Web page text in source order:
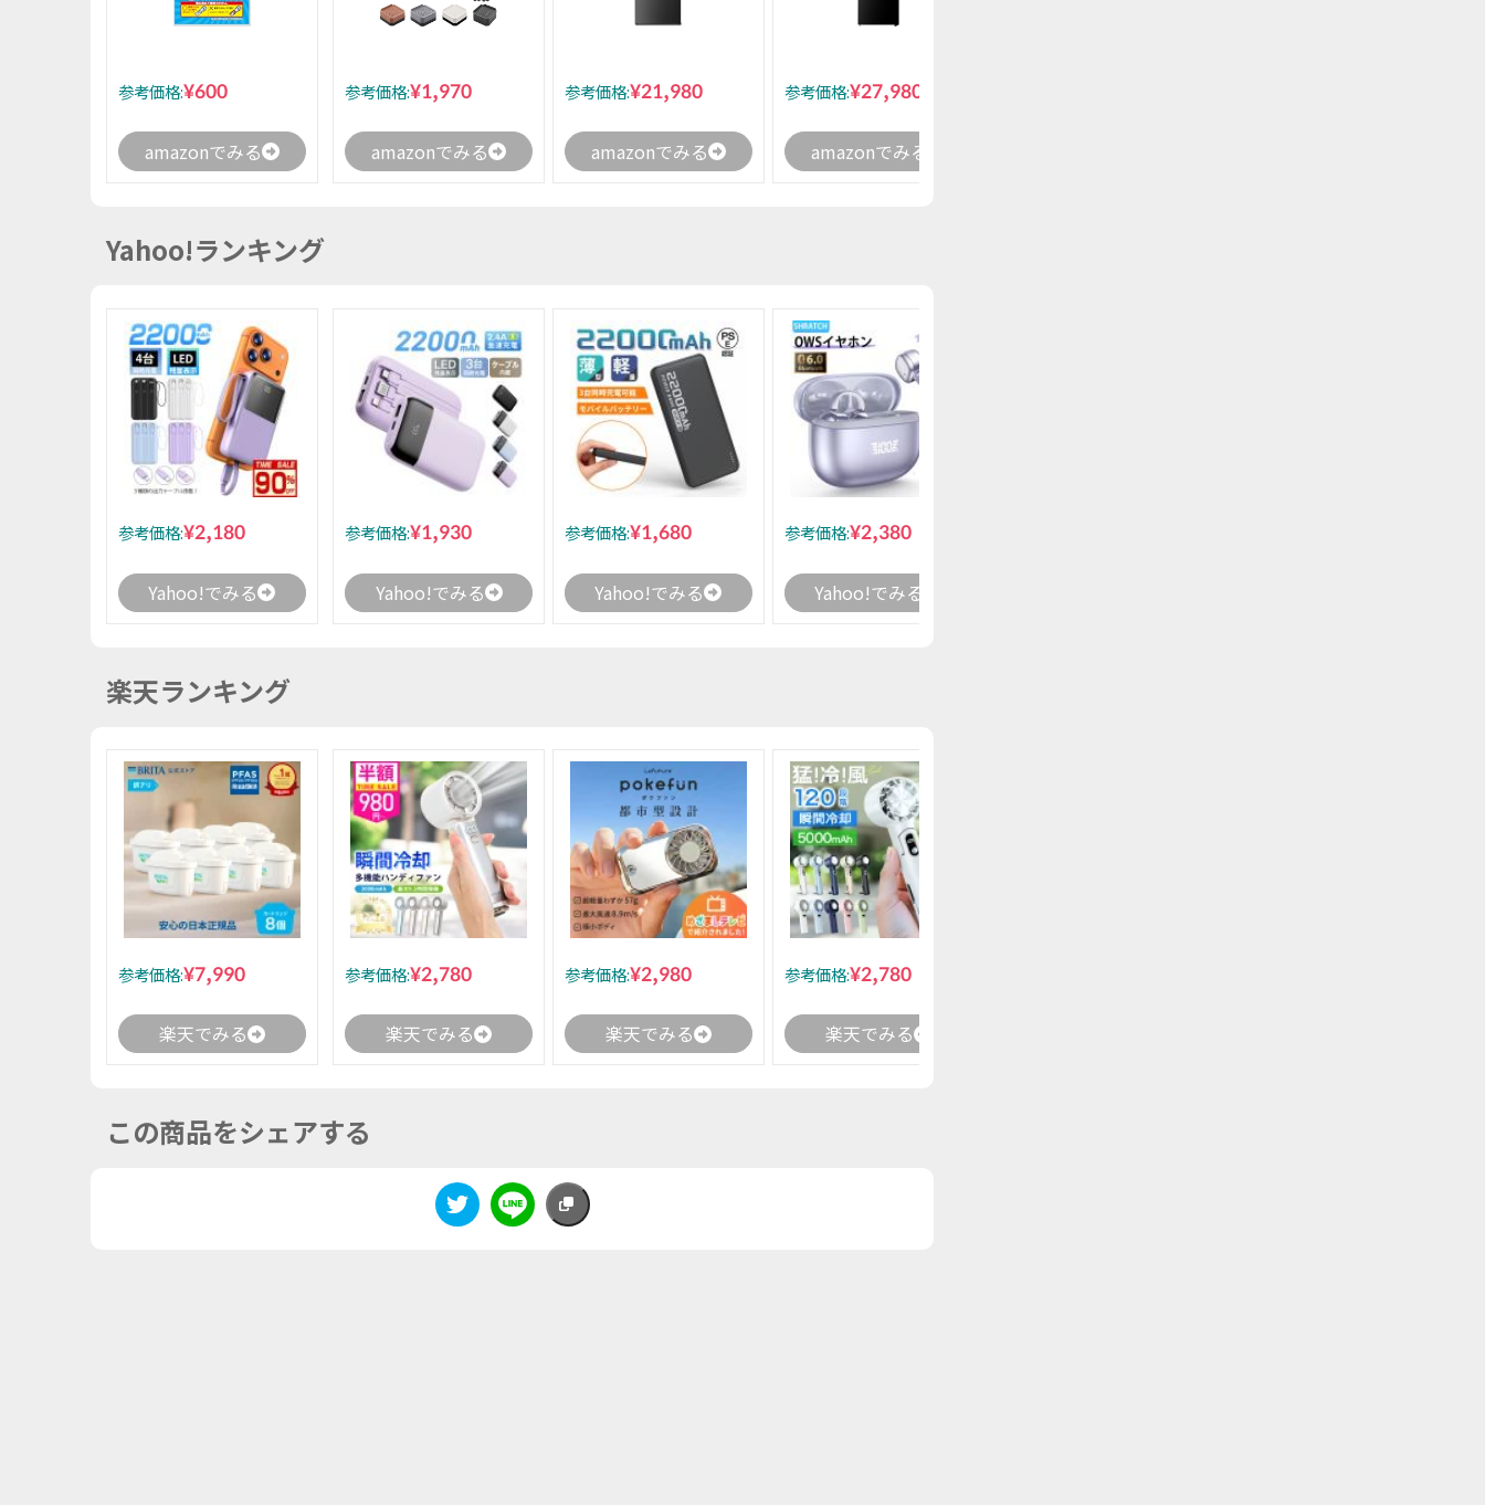
参考価格:¥600
amazonでみる
参考価格:¥1,970
amazonでみる
参考価格:¥21,980
amazonでみる
参考価格:¥27,980
amazonでみる
Yahoo!ランキング
参考価格:¥2,180
Yahoo!でみる
参考価格:¥1,930
Yahoo!でみる
参考価格:¥1,680
Yahoo!でみる
参考価格:¥2,380
Yahoo!でみる
楽天ランキング
参考価格:¥7,990
楽天でみる
参考価格:¥2,780
楽天でみる
参考価格:¥2,980
楽天でみる
参考価格:¥2,780
楽天でみる
この商品をシェアする